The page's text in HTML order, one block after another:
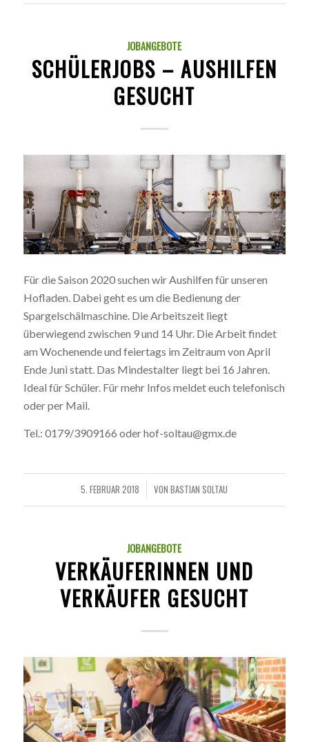
JOBANGEBOTE
SCHÜLERJOBS – AUSHILFEN
GESUCHT
Für die Saison 2020 suchen wir Aushilfen für unseren
Hofladen. Dabei geht es um die Bedienung der
Spargelschälmaschine. Die Arbeitszeit liegt
überwiegend zwischen 9 und 14 Uhr. Die Arbeit findet
am Wochenende und feiertags im Zeitraum von April
Ende Juni statt. Das Mindestalter liegt bei 16 Jahren.
Ideal für Schüler. Für mehr Infos meldet euch telefonisch
oder per Mail.
Tel.: 0179/3909166 oder hof-soltau@gmx.de
5. FEBRUAR 2018
/ VONBASTIAN SOLTAU
JOBANGEBOTE
VERKÄUFERINNEN UND
VERKÄUFER GESUCHT